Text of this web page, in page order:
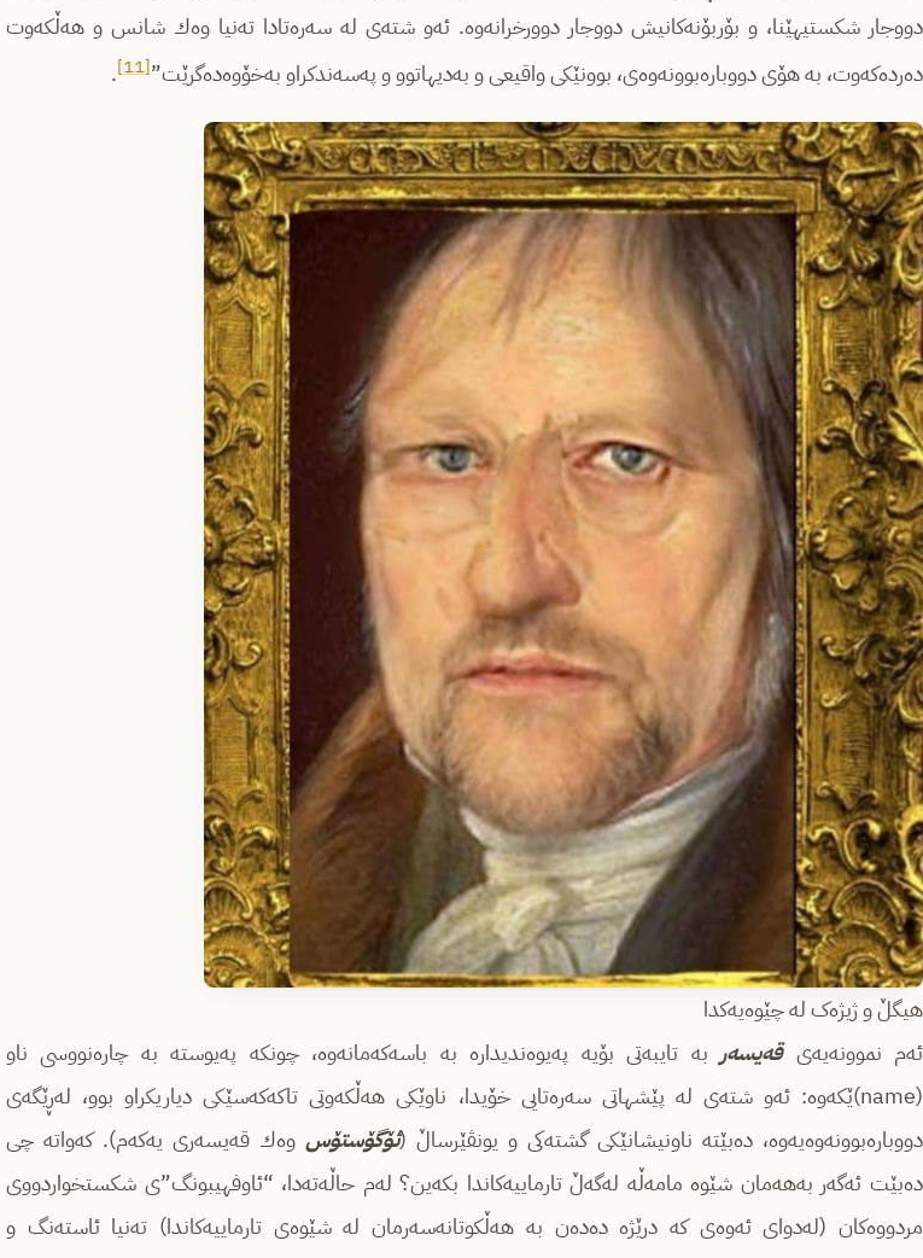
دووجار شكستیهێنا، و بۆربۆنه‌كانیش دووجار دوورخرانه‌وه‌. ئه‌و شته‌ی له‌ سه‌ره‌تادا ته‌نیا وه‌ك شانس و هه‌ڵكه‌وت
ده‌رده‌كه‌وت، به‌ هۆی دووباره‌بوونه‌وه‌ی، بوونێكی واقیعی و به‌دیهاتوو و په‌سه‌ندكراو به‌خۆوه‌ده‌گرێت”[11]
.
هیگڵ و ژیژەک لە چێوەیەکدا
ئه‌م نموونه‌یه‌یقه‌یسه‌ر به‌ تایبه‌تی بۆیه‌ په‌یوه‌ندیداره‌ به‌ باسه‌كه‌مانه‌وه‌، چونكه‌ په‌یوسته‌ به‌ چاره‌نووسی ناو
(name)ێكه‌وه‌: ئه‌و شته‌ی له‌ پێشهاتی سه‌ره‌تایی خۆیدا، ناوێكی هه‌ڵكه‌وتی تاكه‌كه‌سێكی دیاریكراو بوو، له‌ڕێگه‌ی
دووباره‌بوونه‌وه‌یه‌وه‌‌، ده‌بێته‌ ناونیشانێكی گشته‌كی و یونڤێرساڵ (ئۆگۆستۆس وه‌ك قه‌یسه‌ری یه‌كه‌م). كه‌واته‌ چی
ده‌بێت ئه‌گه‌ر به‌هه‌مان شێوه‌ مامه‌ڵه‌ له‌گه‌ڵ تارماییه‌كاندا بكه‌ین؟ له‌م حاڵه‌ته‌دا، “ئاوفهیبونگ”ی شكستخواردووی
مردووه‌كان‌ (له‌دوای ئه‌وه‌ی كه‌ درێژه‌ ده‌ده‌ن به‌ هه‌ڵكوتانه‌سه‌رمان له‌ شێوه‌ی تارماییه‌كاندا) ته‌نیا ئاسته‌نگ و